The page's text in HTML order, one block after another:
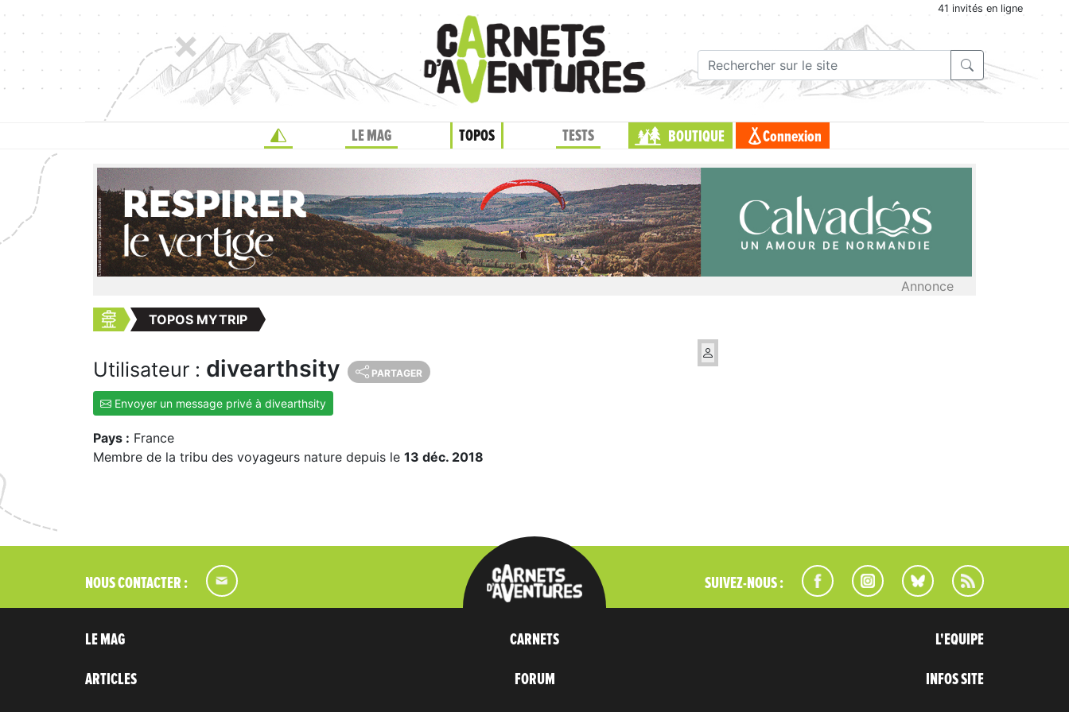
41 invités en ligne
LE MAG TOPOS TESTS BOUTIQUE Connexion
Annonce
TOPOS MYTRIP
Utilisateur : divearthsity PARTAGER
Envoyer un message privé à divearthsity
Pays : France
Membre de la tribu des voyageurs nature depuis le 13 déc. 2018
NOUS CONTACTER : SUIVEZ-NOUS :
LE MAG
ARTICLES
CARNETS
FORUM
L'EQUIPE
INFOS SITE